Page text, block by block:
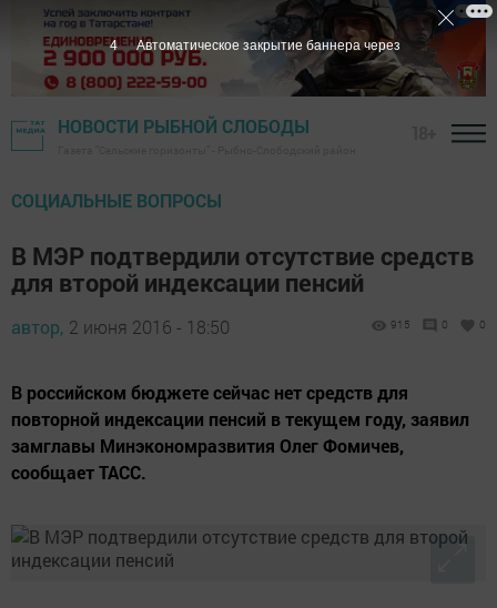
НОВОСТИ РЫБНОЙ СЛОБОДЫ
СОЦИАЛЬНЫЕ ВОПРОСЫ
В МЭР подтвердили отсутствие средств
для второй индексации пенсий
автор, 2 июня 2016 - 18:50 915 0 0
В российском бюджете сейчас нет средств для
повторной индексации пенсий в текущем году, заявил
замглавы Минэкономразвития Олег Фомичев,
сообщает ТАСС.
3 Автоматическое закрытие баннера через